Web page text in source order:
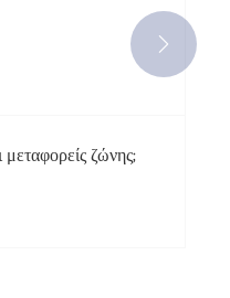
ζώνης;
